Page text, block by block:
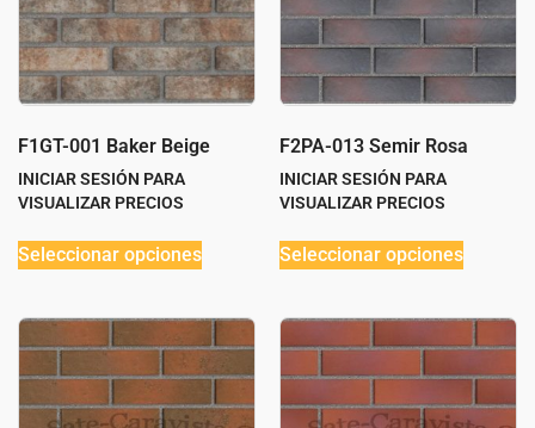
F1GT-001 Baker Beige
INICIAR SESIÓN PARA
VISUALIZAR PRECIOS
Seleccionar opciones
F2PA-013 Semir Rosa
INICIAR SESIÓN PARA
VISUALIZAR PRECIOS
Seleccionar opciones